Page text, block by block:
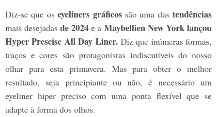
Diz-se que oseyeliners gráficossão uma das tendências
mais desejadas de 2024 e a Maybellien New York lançou
Hyper Prescise All Day Liner. Diz que inúmeras formas,
traços e cores são protagonistas indiscutíveis do nosso
olhar para esta primavera. Mas para obter o melhor
resultado, seja principiante ou não, é necessário um
eyeliner hiper preciso com uma ponta flexível que se
adapte à forma dos olhos.